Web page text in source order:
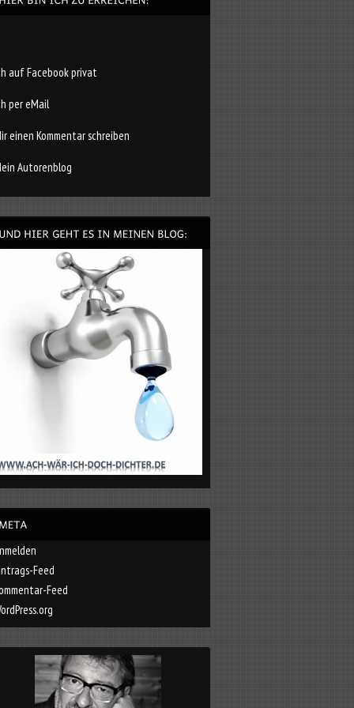
auf Facebook privat
per eMail
einen Kommentar schreiben
Autorenblog
Feed
Feed